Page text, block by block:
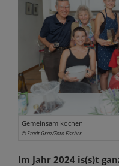
Gemeinsam kochen
© Stadt Graz/Foto Fischer
Im Jahr 2024 is(s)t